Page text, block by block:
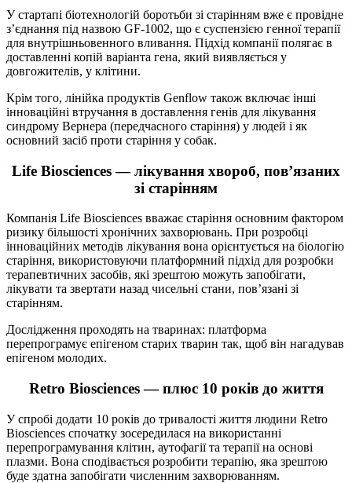
У стартапі біотехнологій боротьби зі старінням вже є провідне
з’єднання під назвою GF-1002, що є суспензією генної терапії
для внутрішньовенного вливання. Підхід компанії полягає в
доставленні копій варіанта гена, який виявляється у
довгожителів, у клітини.
Крім того, лінійка продуктів Genflow також включає інші
інноваційні втручання в доставлення генів для лікування
синдрому Вернера (передчасного старіння) у людей і як
основний засіб проти старіння у собак.
Life Biosciences — лікування хвороб, пов’язаних
зі старінням
Компанія Life Biosciences вважає старіння основним фактором
ризику більшості хронічних захворювань. При розробці
інноваційних методів лікування вона орієнтується на біологію
старіння, використовуючи платформний підхід для розробки
терапевтичних засобів, які зрештою можуть запобігати,
лікувати та звертати назад чисельні стани, пов’язані зі
старінням.
Дослідження проходять на тваринах: платформа
перепрограмує епігеном старих тварин так, щоб він нагадував
епігеном молодих.
Retro Biosciences — плюс 10 років до життя
У спробі додати 10 років до тривалості життя людини Retro
Biosciences спочатку зосередилася на використанні
перепрограмування клітин, аутофагії та терапії на основі
плазми. Вона сподівається розробити терапію, яка зрештою
буде здатна запобігати численним захворюванням.